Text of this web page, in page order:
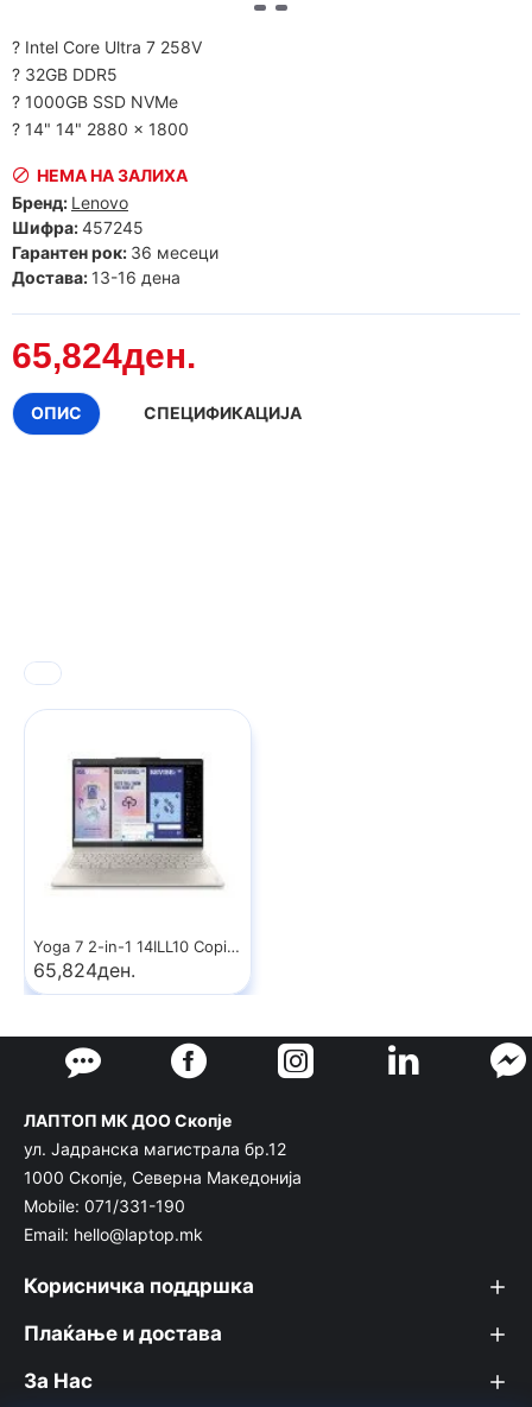
? Intel Core Ultra 7 258V
? 32GB DDR5
? 1000GB SSD NVMe
? 14" 14" 2880 x 1800
65,824ден.
НЕМА НА ЗАЛИХА
Бренд: Lenovo
Шифра:457245
Гарантен рок: 36 месеци
Достава: 13-16 дена
ОПИС СПЕЦИФИКАЦИЈА
Yoga 7 2-in-1 14ILL10 Copilot+ PC
65,824ден.
ЛАПТОП МК ДОО Скопје
ул. Јадранска магистрала бр.12
1000 Скопје, Северна Македонија
Mobile: 071/331-190
Email: hello@laptop.mk
Корисничка поддршка
Плаќање и достава
За Нас